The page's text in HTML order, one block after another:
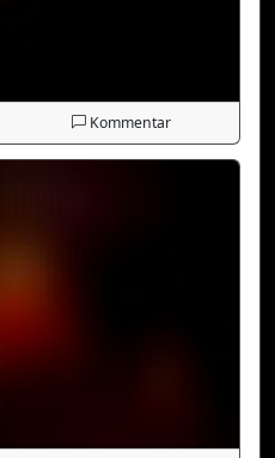
Kommentar